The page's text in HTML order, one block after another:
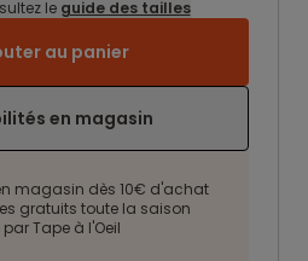
le guide des tailles
au panier
en magasin
magasin dès 10€ d'achat
gratuits toute la saison
Tape à l'Oeil